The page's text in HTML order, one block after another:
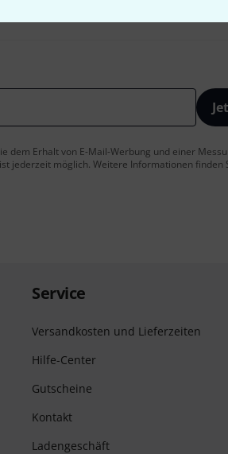
dem Erhalt von E-Mail-Werbung und einer
jederzeit möglich. Weitere Informationen finden
Service
Versandkosten und Lieferzeiten
Hilfe-Center
Gutscheine
Kontakt
Ladengeschäft